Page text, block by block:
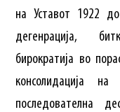
на Уставот 1922
дегенрација,
бирократија во
консолидација
последователна